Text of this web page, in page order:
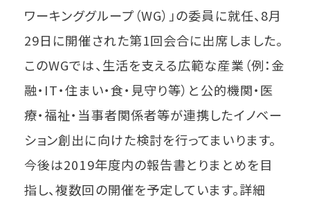
ワーキンググループ（WG）」の委員に就任、8月
29日に開催された第1回会合に出席しました。
このWGでは、生活を支える広範な産業（例：金
融・IT・住まい・食・見守り等）と公的機関・医
療・福祉・当事者関係者等が連携したイノベー
ション創出に向けた検討を行ってまいります。
今後は2019年度内の報告書とりまとめを目
指し、複数回の開催を予定しています。詳細